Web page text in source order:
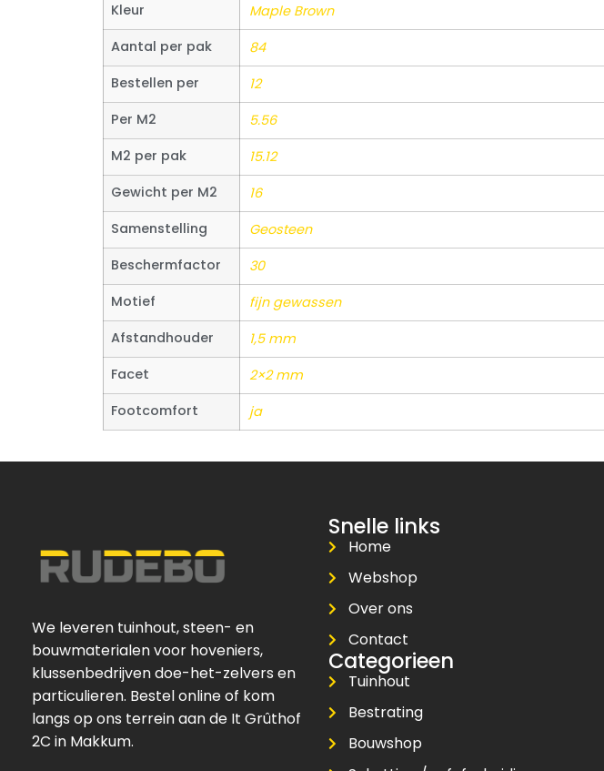
Kleur
Maple Brown
Aantal per pak
84
Bestellen per
12
Per M2
5.56
M2 per pak
15.12
Gewicht per M2
16
Samenstelling
Geosteen
Beschermfactor
30
Motief
fijn gewassen
Afstandhouder
1,5 mm
Facet
2×2 mm
Footcomfort
ja
We leveren tuinhout, steen- en
bouwmaterialen voor hoveniers,
klussenbedrijven doe-het-zelvers en
particulieren. Bestel online of kom
langs op ons terrein aan de It Grûthof
2C in Makkum.
Snelle links
Home
Webshop
Over ons
Contact
Categorieen
Tuinhout
Bestrating
Bouwshop